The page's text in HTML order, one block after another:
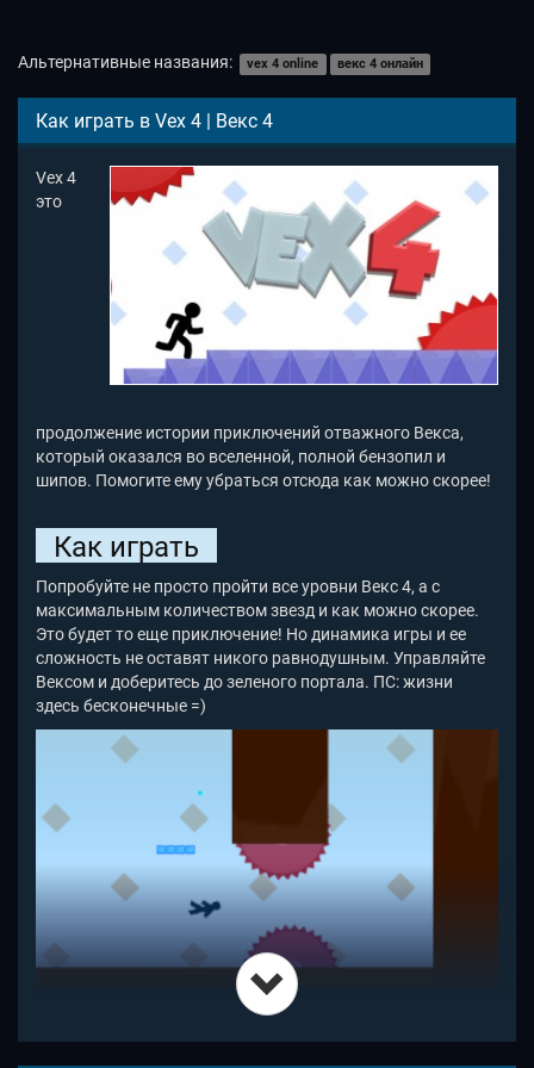
Альтернативные названия: vex 4 online векс 4 онлайн
Как играть в Vex 4 | Векс 4
Vex 4
это
продолжение истории приключений отважного Векса,
который оказался во вселенной, полной бензопил и
шипов. Помогите ему убраться отсюда как можно скорее!
Как играть
Попробуйте не просто пройти все уровни Векс 4, а с
максимальным количеством звезд и как можно скорее.
Это будет то еще приключение! Но динамика игры и ее
сложность не оставят никого равнодушным. Управляйте
Вексом и доберитесь до зеленого портала. ПС: жизни
здесь бесконечные =)
Чтобы пройти водные преграды в Vex 4 , нужно понять,